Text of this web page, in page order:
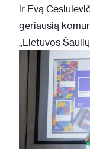
ir Evą
geriausią
„Lietuvos